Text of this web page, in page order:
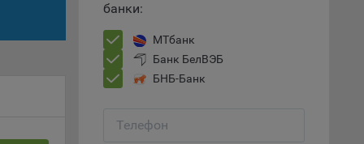
банки:
МТбанк
Банк БелВЭБ
БНБ-Банк
Телефон